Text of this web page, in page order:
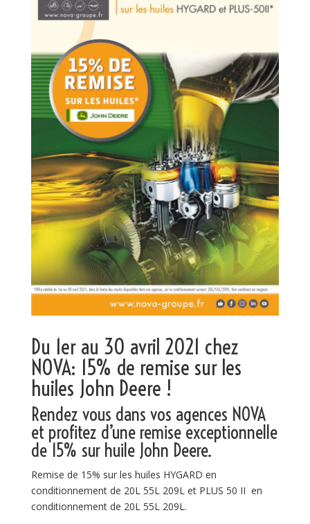
Du 1er au 30 avril 2021 chez
NOVA: 15% de remise sur les
huiles John Deere !
Rendez vous dans vos agences NOVA
et profitez d’une remise exceptionnelle
de 15% sur huile John Deere.
Remise de 15% sur les huiles HYGARD en
conditionnement de 20L 55L 209L et PLUS 50 II en
conditionnement de 20L 55L 209L.